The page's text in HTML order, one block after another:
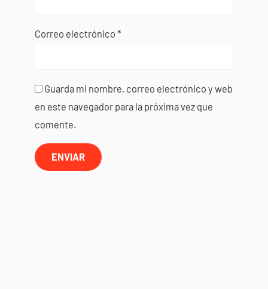
Correo electrónico*
Guarda mi nombre, correo electrónico y web
en este navegador para la próxima vez que
comente.